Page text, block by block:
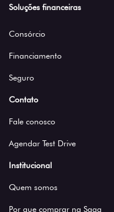
Soluções financeiras
Consórcio
Financiamento
Seguro
Contato
Fale conosco
Agendar Test Drive
Institucional
Quem somos
Por que comprar na Saga